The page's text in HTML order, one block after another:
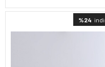
%24